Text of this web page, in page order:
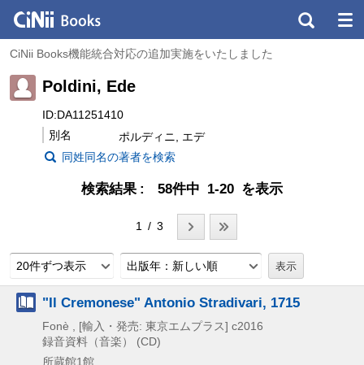
CiNii Books機能統合対応の追加実施をいたしました
Poldini, Ede
ID:DA11251410
別名
ポルディニ, エデ
同姓同名の著者を検索
検索結果 58件中 1-20 を表示
1 / 3
20件ずつ表示 出版年：新しい順
"Il Cremonese" Antonio Stradivari, 1715
Fonè , [輸入・発売: 東京エムプラス] c2016
録音資料（音楽） (CD)
所蔵館1館